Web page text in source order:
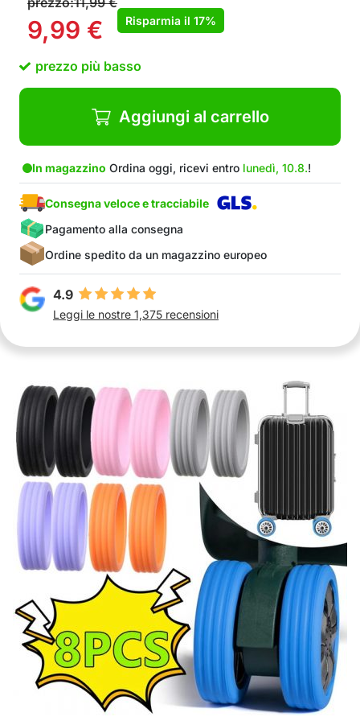
9,99 € Risparmia il 17%
prezzo più basso
Aggiungi al carrello
In magazzino Ordina oggi, ricevi entro lunedì, 10.8.!
Consegna veloce e tracciabile
Pagamento alla consegna
Ordine spedito da un magazzino europeo
4.9
Leggi le nostre 1,375 recensioni